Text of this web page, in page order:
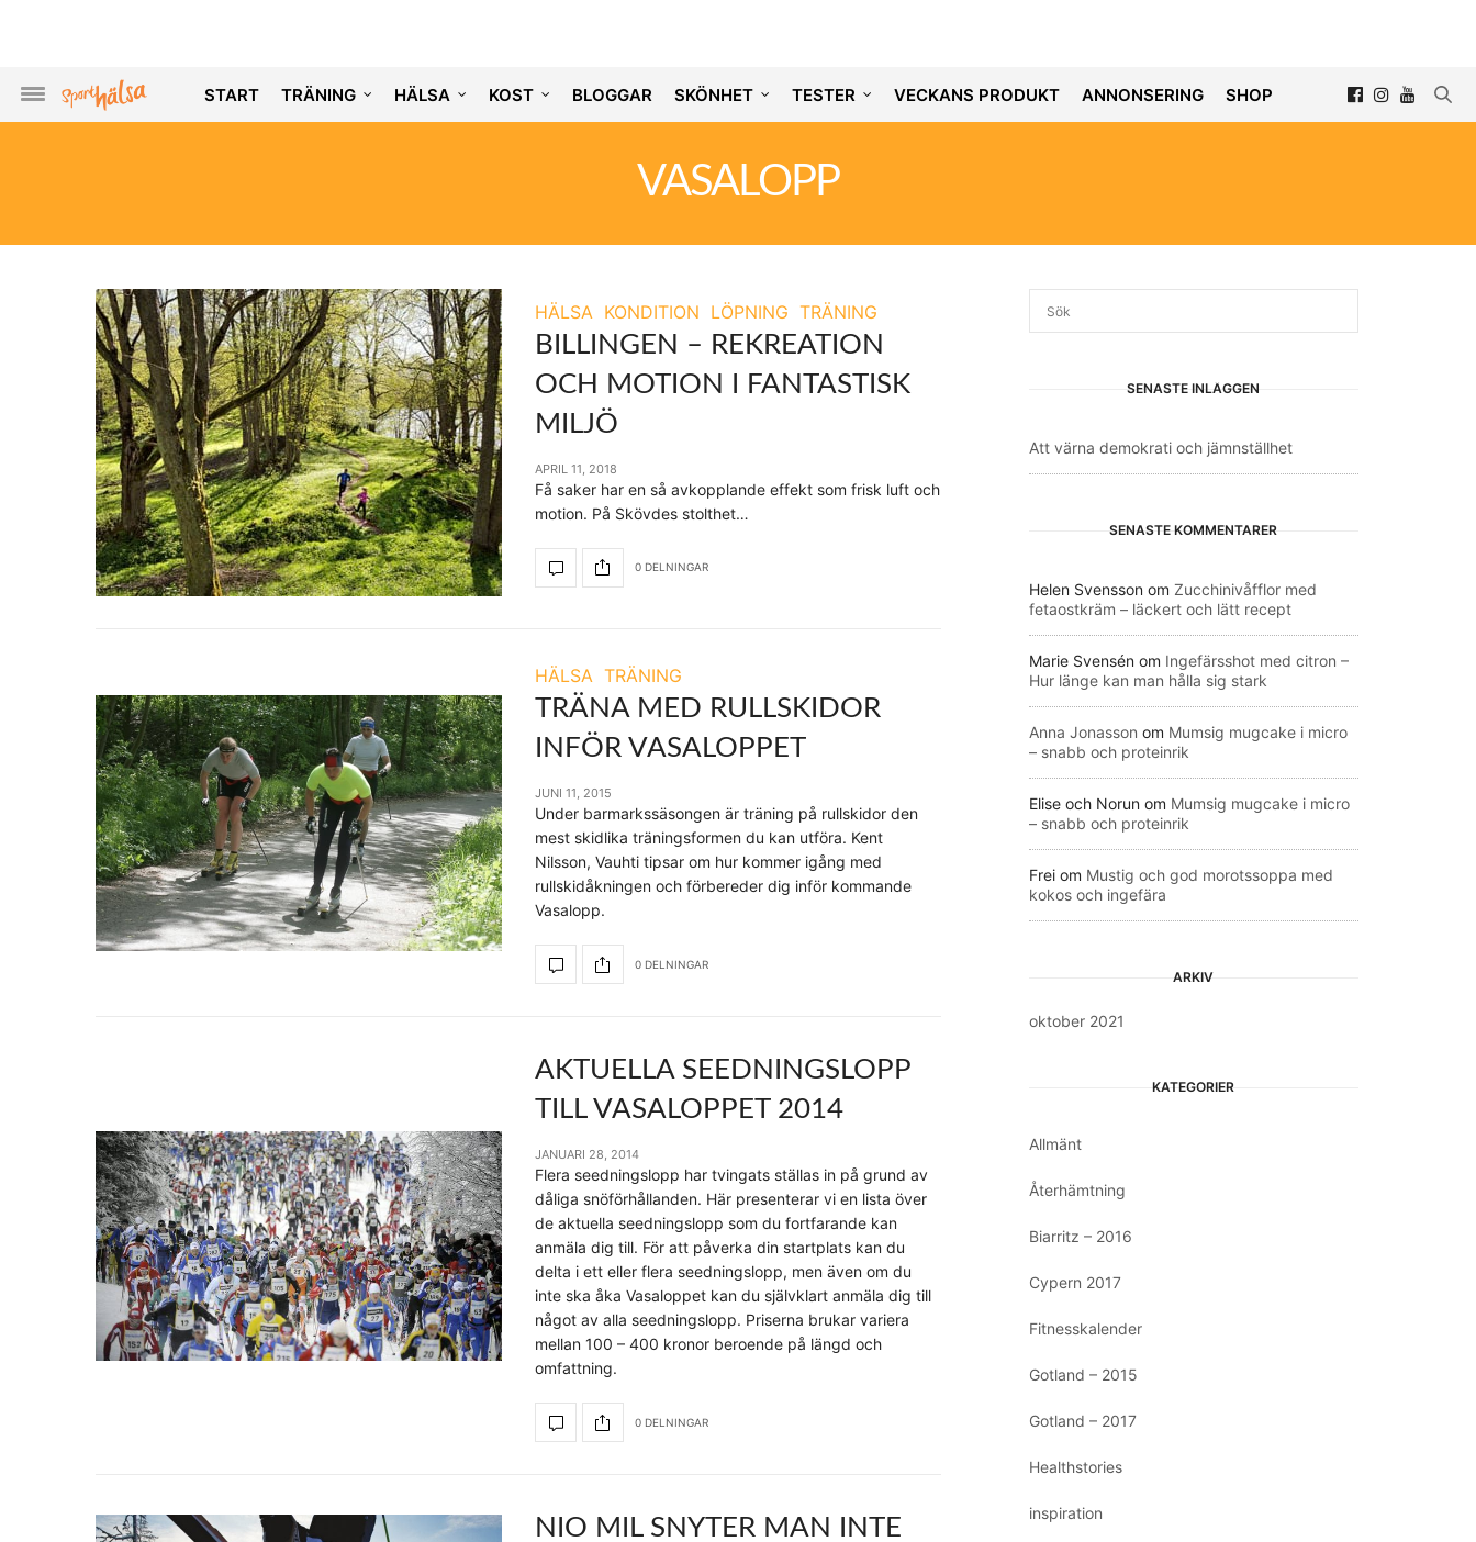
START TRÄNING HÄLSA KOST BLOGGAR SKÖNHET TESTER VECKANS PRODUKT ANNONSERING SHOP
VASALOPP
HÄLSA KONDITION LÖPNING TRÄNING
BILLINGEN – REKREATION
OCH MOTION I FANTASTISK
MILJÖ
APRIL 11, 2018
Få saker har en så avkopplande effekt som frisk luft och
motion. På Skövdes stolthet…
0 DELNINGAR
HÄLSA TRÄNING
TRÄNA MED RULLSKIDOR
INFÖR VASALOPPET
JUNI 11, 2015
Under barmarkssäsongen är träning på rullskidor den
mest skidlika träningsformen du kan utföra. Kent
Nilsson, Vauhti tipsar om hur kommer igång med
rullskidåkningen och förbereder dig inför kommande
Vasalopp.
0 DELNINGAR
AKTUELLA SEEDNINGSLOPP
TILL VASALOPPET 2014
JANUARI 28, 2014
Flera seedningslopp har tvingats ställas in på grund av
dåliga snöförhållanden. Här presenterar vi en lista över
de aktuella seedningslopp som du fortfarande kan
anmäla dig till. För att påverka din startplats kan du
delta i ett eller flera seedningslopp, men även om du
inte ska åka Vasaloppet kan du självklart anmäla dig till
något av alla seedningslopp. Priserna brukar variera
mellan 100 – 400 kronor beroende på längd och
omfattning.
0 DELNINGAR
NIO MIL SNYTER MAN INTE
SENASTE INLÄGGEN
Att värna demokrati och jämnställhet
SENASTE KOMMENTARER
Helen Svensson om Zucchinivåfflor med
fetaostkräm – läckert och lätt recept
Marie Svensén om Ingefärsshot med citron –
Hur länge kan man hålla sig stark
Anna Jonasson om Mumsig mugcake i micro
– snabb och proteinrik
Elise och Norun om Mumsig mugcake i micro
– snabb och proteinrik
Frei om Mustig och god morotssoppa med
kokos och ingefära
ARKIV
oktober 2021
KATEGORIER
Allmänt
Återhämtning
Biarritz – 2016
Cypern 2017
Fitnesskalender
Gotland – 2015
Gotland – 2017
Healthstories
inspiration